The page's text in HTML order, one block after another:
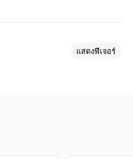
แสดงฟีเจอร์